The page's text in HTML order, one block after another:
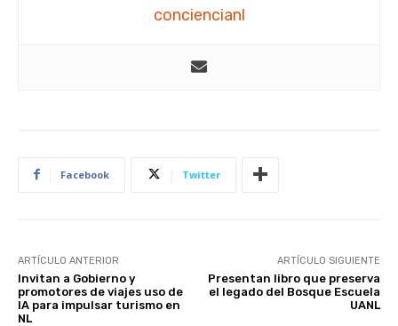
conciencianl
Facebook Twitter
ARTÍCULO ANTERIOR
Invitan a Gobierno y
promotores de viajes uso de
IA para impulsar turismo en
NL
ARTÍCULO SIGUIENTE
Presentan libro que preserva
el legado del Bosque Escuela
UANL